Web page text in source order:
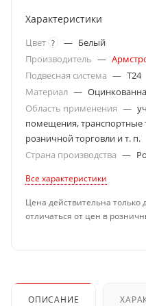
Характеристики
Цвет ? — Белый
Производитель —
Подвесная система — T24
Материал —
Область применения —
помещения,
розничной торговли и т. п.
Страна производства —
Все характеристики
Цена действительна
отличаться от цен в
ОПИСАНИЕ